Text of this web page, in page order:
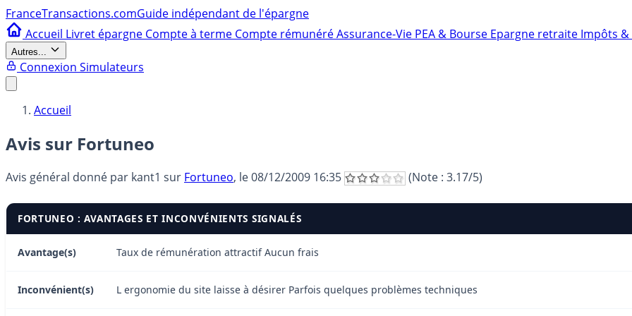
FranceTransactions.comGuide indépendant de l'épargne
Accueil Livret épargne Compte à terme Compte rémunéréAssurance-Vie PEA & Bourse Epargne retraite Impôts &
Autres...
Connexion Simulateurs
Accueil
Avis sur Fortuneo
Avis général donné par kant1 sur Fortuneo, le08/12/2009 16:35 (Note : 3.17/5)
FORTUNEO : AVANTAGES ET INCONVÉNIENTS SIGNALÉS
Avantage(s) Taux de rémunération attractif Aucun frais
Inconvénient(s) L ergonomie du site laisse à désirer Parfois quelques problèmes techniques